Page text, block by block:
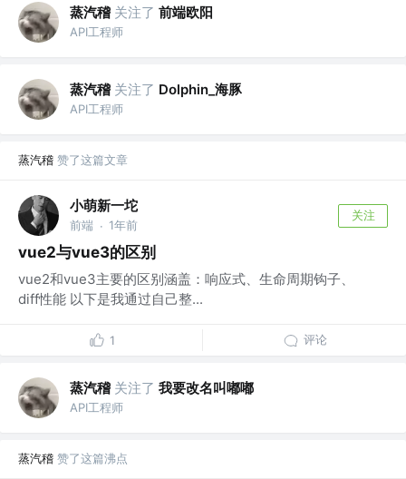
蒸汽稽 关注了 前端欧阳
API工程师
蒸汽稽 关注了 Dolphin_海豚
API工程师
蒸汽稽 赞了这篇文章
小萌新一坨
前端 · 1年前
关注
vue2与vue3的区别
vue2和vue3主要的区别涵盖：响应式、生命周期钩子、
diff性能 以下是我通过自己整...
1 评论
蒸汽稽 关注了 我要改名叫嘟嘟
API工程师
蒸汽稽 赞了这篇沸点